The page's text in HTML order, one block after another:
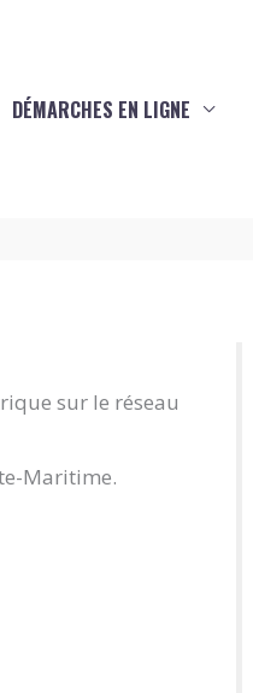
DÉMARCHES EN LIGNE
sur le réseau
Maritime.